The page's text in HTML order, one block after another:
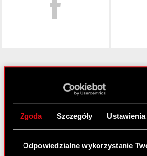
Zgoda Szczegóły Ustawienia
Odpowiedzialne wykorzystanie
O CD PROJEKT
Nasz biznes
Inwestorzy